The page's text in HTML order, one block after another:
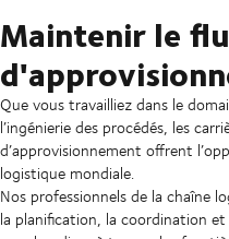
Maintenir le
Que vous travailliez dans le
l’ingénierie des procédés, les
d’approvisionnement offrent
logistique mondiale.
Nos professionnels de la chaîne
la planification, la coordination